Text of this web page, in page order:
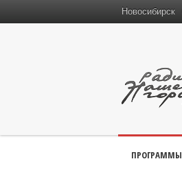
Новосибирск
ПРОГРАММЫ